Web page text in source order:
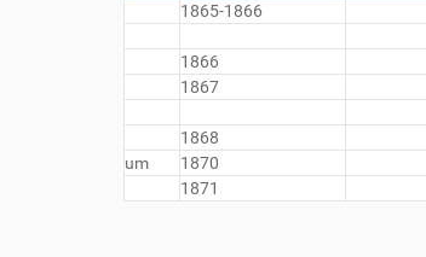
1865-1866
1866
1867
1868
um
1870
1871